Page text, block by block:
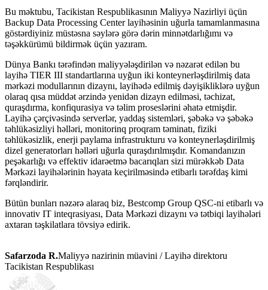
Bu məktubu, Tacikistan Respublikasının Maliyyə Nazirliyi üçün
Backup Data Processing Center layihəsinin uğurla tamamlanmasına
göstərdiyiniz müstəsna səylərə görə dərin minnətdarlığımı və
təşəkkürümü bildirmək üçün yazıram.
Dünya Bankı tərəfindən maliyyələşdirilən və nəzarət edilən bu
layihə TIER III standartlarına uyğun iki konteynerləşdirilmiş data
mərkəzi modullarının dizaynı, layihədə edilmiş dəyişikliklərə uyğun
olaraq qısa müddət ərzində yenidən dizayn edilməsi, təchizat,
quraşdırma, konfiqurasiya və təlim proseslərini əhatə etmişdir.
Layihə çərçivəsində serverlər, yaddaş sistemləri, şəbəkə və şəbəkə
təhlükəsizliyi həlləri, monitorinq proqram təminatı, fiziki
təhlükəsizlik, enerji paylama infrastrukturu və konteynerləşdirilmiş
dizel generatorları həlləri uğurla quraşdırılmışdır. Komandanızın
peşəkarlığı və effektiv idarəetmə bacarıqları sizi mürəkkəb Data
Mərkəzi layihələrinin həyata keçirilməsində etibarlı tərəfdaş kimi
fərqləndirir.
Bütün bunları nəzərə alaraq biz, Bestcomp Group QSC-ni etibarlı və
innovativ IT inteqrasiyası, Data Mərkəzi dizaynı və tətbiqi layihələri
axtaran təşkilatlara tövsiyə edirik.
Safarzoda R.Maliyyə nazirinin müavini / Layihə direktoru
Tacikistan Respublikası